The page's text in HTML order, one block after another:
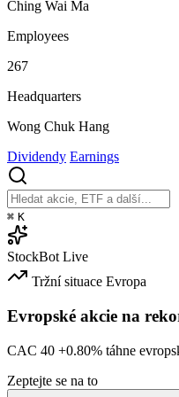
Ching Wai Ma
Employees
267
Headquarters
Wong Chuk Hang
Dividendy Earnings
⌘ K
StockBot Live
Tržní situace Evropa
Evropské akcie na
CAC 40 +0.80% táhne
Zeptejte se na to